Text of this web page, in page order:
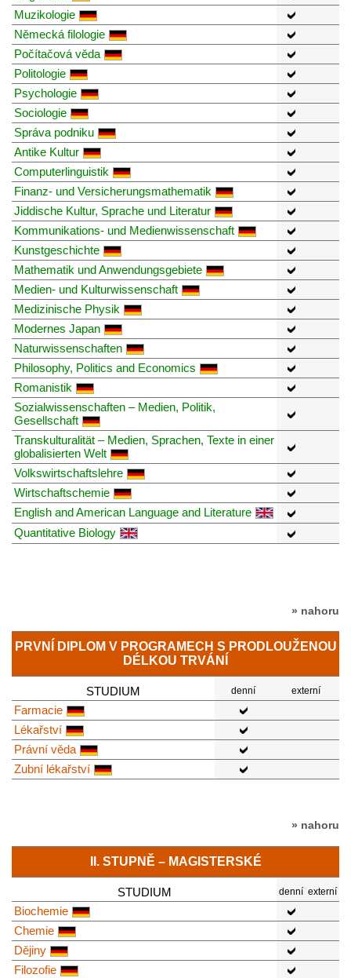
Muzikologie
Německá filologie
Počítačová věda
Politologie
Psychologie
Sociologie
Správa podniku
Antike Kultur
Computerlinguistik
Finanz- und Versicherungsmathematik
Jiddische Kultur, Sprache und Literatur
Kommunikations- und Medienwissenschaft
Kunstgeschichte
Mathematik und Anwendungsgebiete
Medien- und Kulturwissenschaft
Medizinische Physik
Modernes Japan
Naturwissenschaften
Philosophy, Politics and Economics
Romanistik
Sozialwissenschaften – Medien, Politik,
Gesellschaft
Transkulturalität – Medien, Sprachen, Texte in einer
globalisierten Welt
Volkswirtschaftslehre
Wirtschaftschemie
English and American Language and Literature
Quantitative Biology
» nahoru
PRVNÍ DIPLOM V PROGRAMECH S PRODLOUŽENOU
DÉLKOU TRVÁNÍ
STUDIUM denní externí
Farmacie
Lékařství
Právní věda
Zubní lékařství
» nahoru
II. STUPNĚ – MAGISTERSKÉ
STUDIUM denní externí
Biochemie
Chemie
Dějiny
Filozofie